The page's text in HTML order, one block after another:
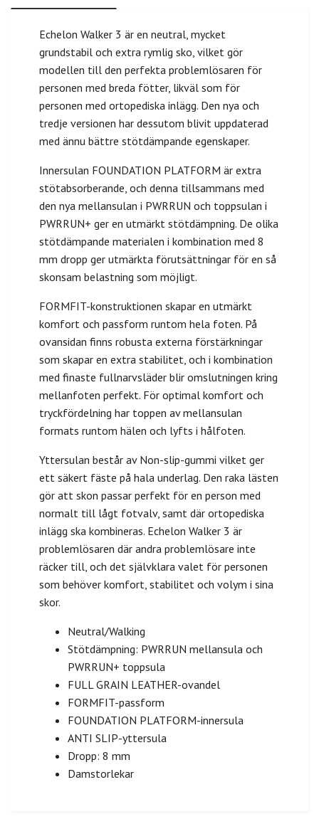
Echelon Walker 3 är en neutral, mycket
grundstabil och extra rymlig sko, vilket gör
modellen till den perfekta problemlösaren för
personen med breda fötter, likväl som för
personen med ortopediska inlägg. Den nya och
tredje versionen har dessutom blivit uppdaterad
med ännu bättre stötdämpande egenskaper.
Innersulan FOUNDATION PLATFORM är extra
stötabsorberande, och denna tillsammans med
den nya mellansulan i PWRRUN och toppsulan i
PWRRUN+ ger en utmärkt stötdämpning. De olika
stötdämpande materialen i kombination med 8
mm dropp ger utmärkta förutsättningar för en så
skonsam belastning som möjligt.
FORMFIT-konstruktionen skapar en utmärkt
komfort och passform runtom hela foten. På
ovansidan finns robusta externa förstärkningar
som skapar en extra stabilitet, och i kombination
med finaste fullnarvsläder blir omslutningen kring
mellanfoten perfekt. För optimal komfort och
tryckfördelning har toppen av mellansulan
formats runtom hälen och lyfts i hålfoten.
Yttersulan består av Non-slip-gummi vilket ger
ett säkert fäste på hala underlag. Den raka lästen
gör att skon passar perfekt för en person med
normalt till lågt fotvalv, samt där ortopediska
inlägg ska kombineras. Echelon Walker 3 är
problemlösaren där andra problemlösare inte
räcker till, och det självklara valet för personen
som behöver komfort, stabilitet och volym i sina
skor.
Neutral/Walking
Stötdämpning: PWRRUN mellansula och
PWRRUN+ toppsula
FULL GRAIN LEATHER-ovandel
FORMFIT-passform
FOUNDATION PLATFORM-innersula
ANTI SLIP-yttersula
Dropp: 8 mm
Damstorlekar